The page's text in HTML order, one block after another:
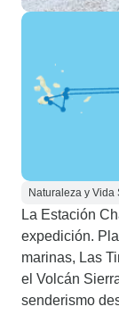
Naturaleza y Vida
La Estación
expedición.
marinas, Las
el Volcán
senderismo